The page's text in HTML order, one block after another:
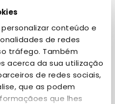
conteúdo e
de redes
tráfego. Também
acerca da sua utilização
de redes sociais,
que as podem
que lhes